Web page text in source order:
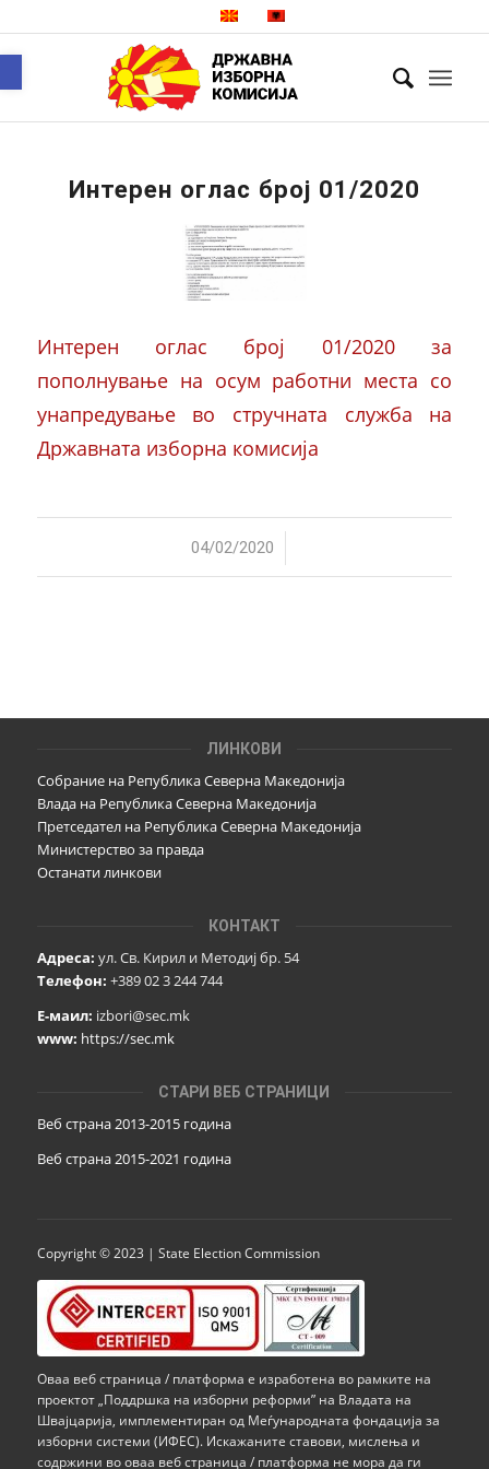
Интерен оглас број 01/2020
Интерен оглас број 01/2020 за
пополнување на осум работни места со
унапредување во стручната служба на
Државната изборна комисија
04/02/2020
/
ЛИНКОВИ
Собрание на Република Северна Македонија
Влада на Република Северна Македонија
Претседател на Република Северна Македонија
Министерство за правда
Останати линкови
КОНТАКТ
Адреса: ул. Св. Кирил и Методиј бр. 54
Телефон: +389 02 3 244 744
Е-маил: izbori@sec.mk
www: https://sec.mk
СТАРИ ВЕБ СТРАНИЦИ
Веб страна 2013-2015 година
Веб страна 2015-2021 година
Copyright © 2023 | State Election Commission
Оваа веб страница / платформа е изработена во рамките на
проектот „Поддршка на изборни реформи” на Владата на
Швајцарија, имплементиран од Меѓународната фондација за
изборни системи (ИФЕС). Искажаните ставови, мислења и
содржини во оваа веб страница / платформа не мора да ги
Open toolbar